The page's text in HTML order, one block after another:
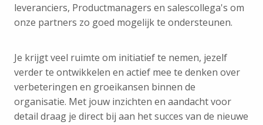
leveranciers, Productmanagers en salescollega's om
onze partners zo goed mogelijk te ondersteunen.
Je krijgt veel ruimte om initiatief te nemen, jezelf
verder te ontwikkelen en actief mee te denken over
verbeteringen en groeikansen binnen de
organisatie. Met jouw inzichten en aandacht voor
detail draag je direct bij aan het succes van de nieuwe